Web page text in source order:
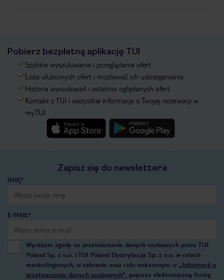
Pobierz bezpłatną aplikację TUI
Szybkie wyszukiwanie i przeglądanie ofert
Lista ulubionych ofert i możliwość ich udostępniania
Historia wyszukiwań i ostatnio oglądanych ofert
Kontakt z TUI i wszystkie informacje o Twojej rezerwacji w
myTUI
Zapisz się do newslettera
IMIĘ*
E-MAIL*
Wyrażam zgodę na przetwarzanie danych osobowych przez TUI
Poland Sp. z o.o. i TUI Poland Dystrybucja Sp. z o.o. w celach
marketingowych, w zakresie oraz celu wskazanym w „Informacji o
przetwarzaniu danych osobowych”, poprzez elektroniczną formę